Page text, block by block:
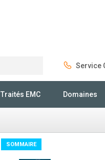
Service
Traités EMC Domaines
SOMMAIRE